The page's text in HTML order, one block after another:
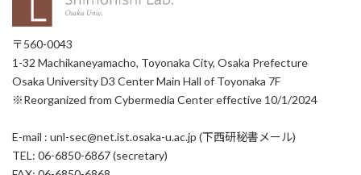
〒560-0043
1-32 Machikaneyamacho, Toyonaka City, Osaka Prefecture
Osaka University D3 Center Main Hall of Toyonaka 7F
※Reorganized from Cybermedia Center effective 10/1/2024
E-mail : unl-sec@net.ist.osaka-u.ac.jp (下西研秘書メール)
TEL: 06-6850-6867 (secretary)